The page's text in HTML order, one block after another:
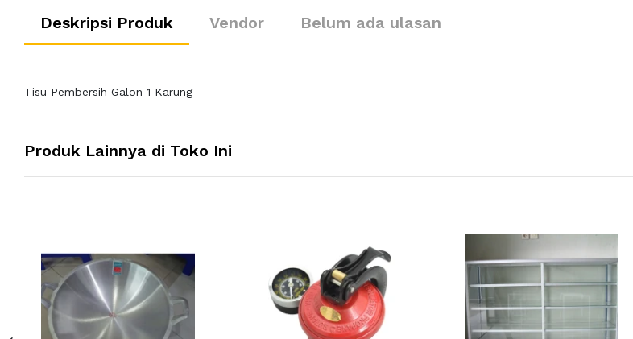
Deskripsi Produk Vendor Belum ada ulasan
Tisu Pembersih Galon 1 Karung
Produk Lainnya di Toko Ini